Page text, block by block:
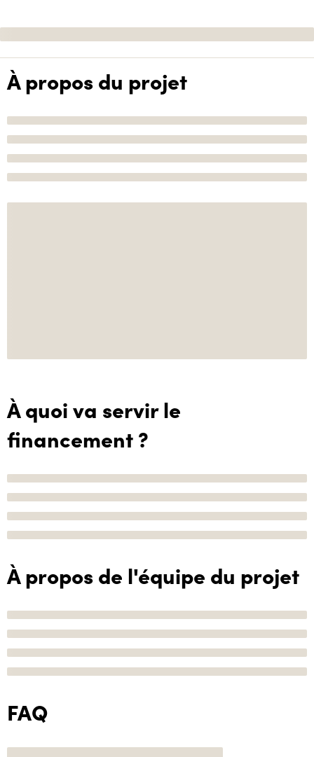
À propos du projet
À quoi va servir le
financement ?
À propos de l'équipe du projet
FAQ